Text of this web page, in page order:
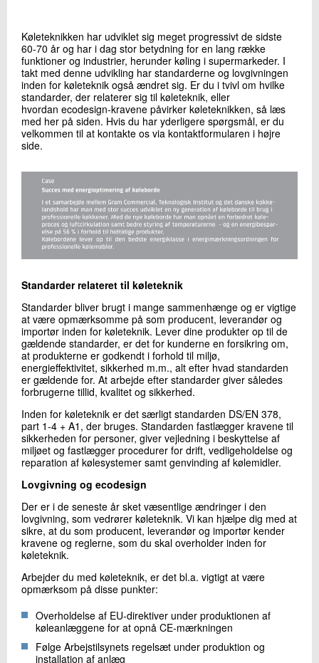
Skriv til mig
Send
Køleteknikken har udviklet sig meget progressivt de sidste
60-70 år og har i dag stor betydning for en lang række
funktioner og industrier, herunder køling i supermarkeder. I
takt med denne udvikling har standarderne og lovgivningen
inden for køleteknik også ændret sig. Er du i tvivl om hvilke
standarder, der relaterer sig til køleteknik, eller
hvordan ecodesign-kravene påvirker køleteknikken, så læs
med her på siden. Hvis du har yderligere spørgsmål, er du
velkommen til at kontakte os via kontaktformularen i højre
side.
Standarder relateret til køleteknik
Standarder bliver brugt i mange sammenhænge og er vigtige
at være opmærksomme på som producent, leverandør og
importør inden for køleteknik. Lever dine produkter op til de
gældende standarder, er det for kunderne en forsikring om,
at produkterne er godkendt i forhold til miljø,
energieffektivitet, sikkerhed m.m., alt efter hvad standarden
er gældende for. At arbejde efter standarder giver således
forbrugerne tillid, kvalitet og sikkerhed.
Inden for køleteknik er det særligt standarden DS/EN 378,
part 1-4 + A1, der bruges. Standarden fastlægger kravene til
sikkerheden for personer, giver vejledning i beskyttelse af
miljøet og fastlægger procedurer for drift, vedligeholdelse og
reparation af kølesystemer samt genvinding af kølemidler.
Lovgivning og ecodesign
Der er i de seneste år sket væsentlige ændringer i den
lovgivning, som vedrører køleteknik. Vi kan hjælpe dig med at
sikre, at du som producent, leverandør og importør kender
kravene og reglerne, som du skal overholder inden for
køleteknik.
Arbejder du med køleteknik, er det bl.a. vigtigt at være
opmærksom på disse punkter:
Overholdelse af EU-direktiver under produktionen af
køleanlæggene for at opnå CE-mærkningen
Følge Arbejstilsynets regelsæt under produktion og
installation af anlæg